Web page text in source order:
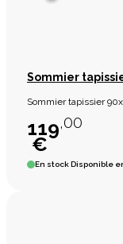
Sommier
Sommier tapissier
119,00
€
En stockDisponible